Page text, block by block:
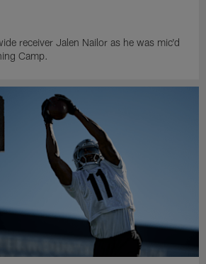
receiver Jalen Nailor as he was mic'd
Camp.